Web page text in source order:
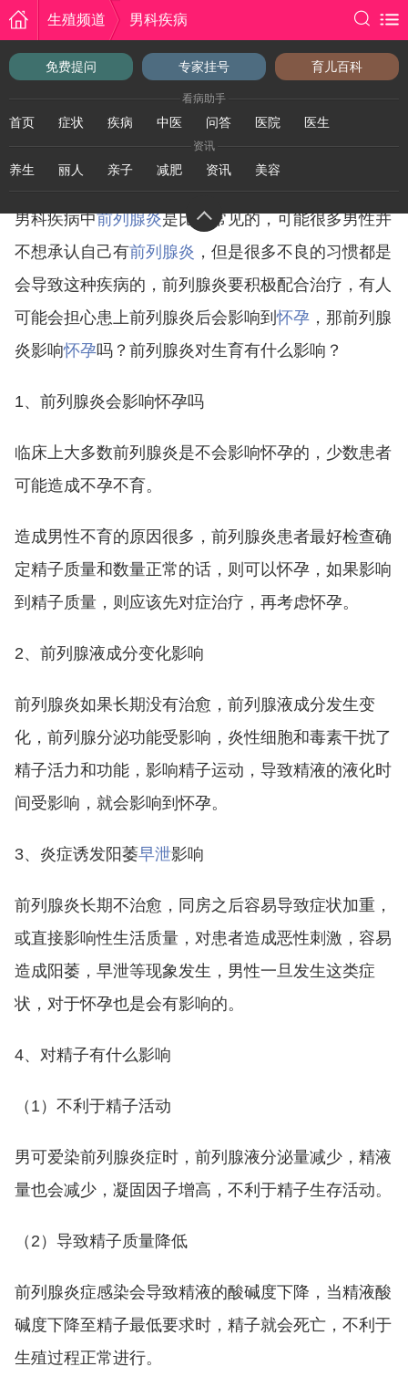
生殖频道 男科疾病
免费提问 专家挂号 育儿百科
看病助手
首页 症状 疾病 中医 问答 医院 医生
资讯
养生 丽人 亲子 减肥 资讯 美容
生殖频道 > 男性健康 > 男科疾病
前列腺炎影响怀孕吗？前列腺炎对生育
有什么影响？
发布时间：2024-05-05 10:05:37
男科疾病中前列腺炎是比较常见的，可能很多男性并
不想承认自己有前列腺炎 ，但是很多不良的习惯都是
会导致这种疾病的，前列腺炎要积极配合治疗，有人
可能会担心患上前列腺炎后会影响到怀孕 ，那前列腺
炎影响怀孕吗？ 前列腺炎对生育有什么影响？
1、前列腺炎会影响怀孕吗
临床上大多数前列腺炎是不会影响怀孕的，少数患者
可能造成不孕不育。
造成男性不育的原因很多，前列腺炎患者最好检查确
定精子质量和数量正常的话，则可以怀孕，如果影响
到精子质量，则应该先对症治疗，再考虑怀孕。
2、前列腺液成分变化影响
前列腺炎如果长期没有治愈，前列腺液成分发生变
化，前列腺分泌功能受影响，炎性细胞和毒素干扰了
精子活力和功能，影响精子运动，导致精液的液化时
间受影响，就会影响到怀孕。
3、炎症诱发阳萎早泄影响
前列腺炎长期不治愈，同房之后容易导致症状加重，
或直接影响性生活质量，对患者造成恶性刺激，容易
造成阳萎，早泄等现象发生，男性一旦发生这类症
状，对于怀孕也是会有影响的。
4、对精子有什么影响
（1）不利于精子活动
男可爱染前列腺炎症时，前列腺液分泌量减少，精液
量也会减少，凝固因子增高，不利于精子生存活动。
（2）导致精子质量降低
前列腺炎症感染会导致精液的酸碱度下降，当精液酸
碱度下降至精子最低要求时，精子就会死亡，不利于
生殖过程正常进行。